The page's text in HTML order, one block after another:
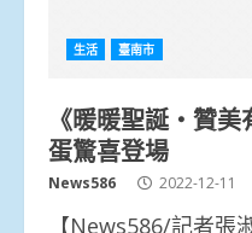
生活 臺南市
《暖暖聖誕‧贊
蛋驚喜登場
News586 2022-12-11
【News586/記者張